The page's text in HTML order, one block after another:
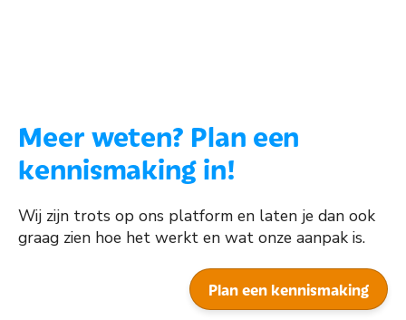
Meer weten? Plan een
kennismaking in!
Wij zijn trots op ons platform en laten je dan ook
graag zien hoe het werkt en wat onze aanpak is.
Plan een kennismaking